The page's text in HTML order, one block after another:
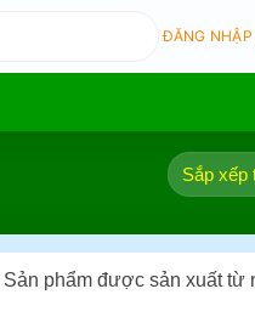
ĐĂNG
phẩm được sản xuất từ